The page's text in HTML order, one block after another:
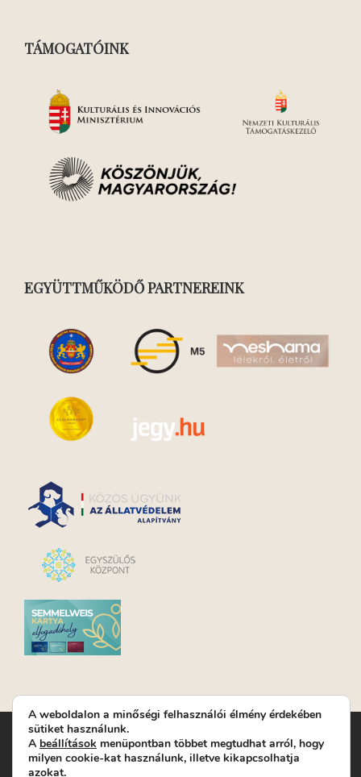
TÁMOGATÓINK
EGYÜTTMŰKÖDŐ PARTNEREINK
Turay Ida Színház Közhasznú Nonprofit Kft. | Működési
helyszín: Turay Ida Színház 1089 Budapest, Kálvária tér 6. |
Levelezési cím: 1089 Budapest, Kálvária tér 14. | Titkárság:
A weboldalon a minőségi felhasználói élmény érdekében
sütiket használunk.
A beállítások menüpontban többet megtudhat arról, hogy
milyen cookie-kat használunk, illetve kikapcsolhatja
azokat.